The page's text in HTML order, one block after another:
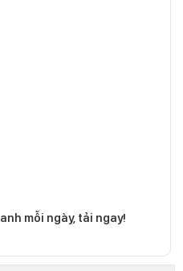
mỗi ngày, tải ngay!